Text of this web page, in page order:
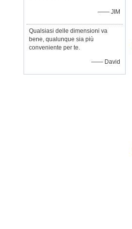
—— JIM
Qualsiasi delle dimensioni va
bene, qualunque sia più
conveniente per te.
—— David